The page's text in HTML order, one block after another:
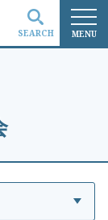
MENU
SEARCH